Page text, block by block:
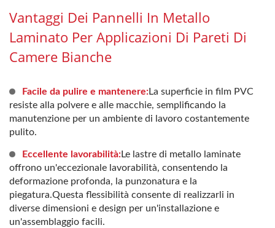
Vantaggi Dei Pannelli In Metallo
Laminato Per Applicazioni Di Pareti Di
Camere Bianche
Facile da pulire e mantenere:La superficie in film PVC
resiste alla polvere e alle macchie, semplificando la
manutenzione per un ambiente di lavoro costantemente
pulito.
Eccellente lavorabilità:Le lastre di metallo laminate
offrono un'eccezionale lavorabilità, consentendo la
deformazione profonda, la punzonatura e la
piegatura.Questa flessibilità consente di realizzarli in
diverse dimensioni e design per un'installazione e
un'assemblaggio facili.